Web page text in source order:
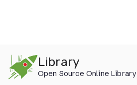
content
Library
Open Source Online Library